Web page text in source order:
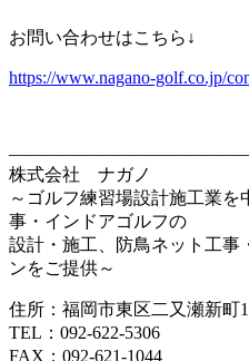
お問い合わせはこちら↓
https://www.nagano-golf.co.jp/
株式会社 ナガノ
～ゴルフ練習場設計施工業
事・インドアゴルフの
設計・施工、防鳥ネット工事
ンをご提供～
住所：福岡市東区二又瀬新町
TEL：092-622-5306
FAX：092-621-1044